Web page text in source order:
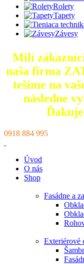
Rolety
Tapety
Závesy
Milí
naša firma
tešíme na
následne
0918 884 995
Úvod
O nás
Shop
Fasádne a
Exteriérové